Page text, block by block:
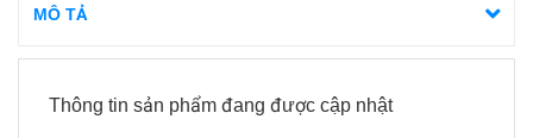
MÔ TẢ
Thông tin sản phẩm đang được cập nhật